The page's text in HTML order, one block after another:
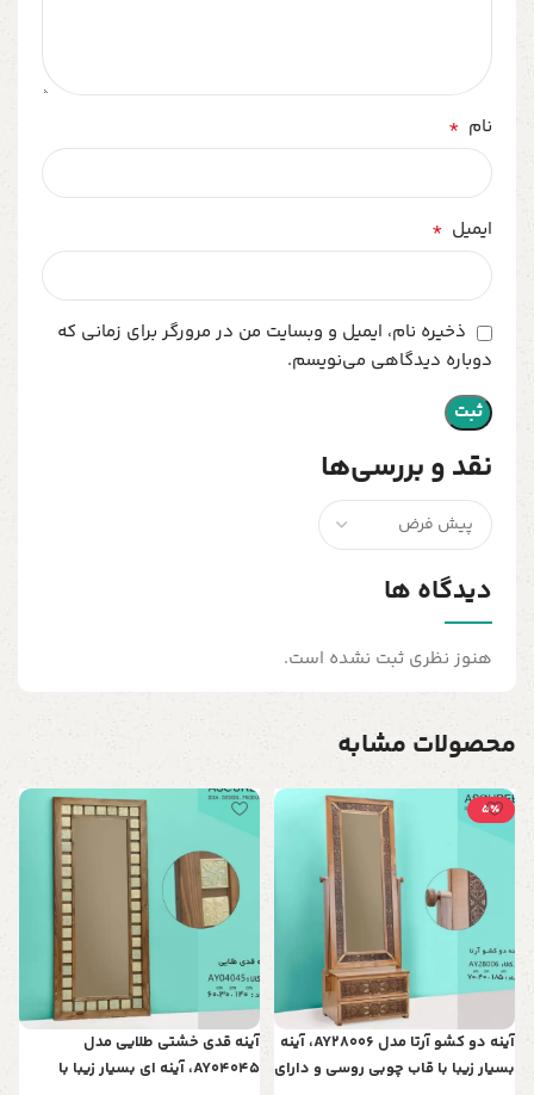
نقد و بررسی‌ها
دیدگاه ها
هنوز نظری ثبت نشده است.
نام *
ایمیل *
ذخیره نام، ایمیل و وبسایت من در مرورگر برای زمانی که
دوباره دیدگاهی می‌نویسم.
محصولات مشابه
5٪
آینه دو کشو آرتا مدل AY28006، آینه
بسیار زیبا با قاب چوبی روسی و دارای
آینه قدی خشتی طلایی مدل
AY04045، آینه ای بسیار زیبا با